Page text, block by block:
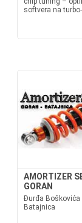
softvera na
AMORTIZER
GORAN
Đurđa Boškovića
Batajnica